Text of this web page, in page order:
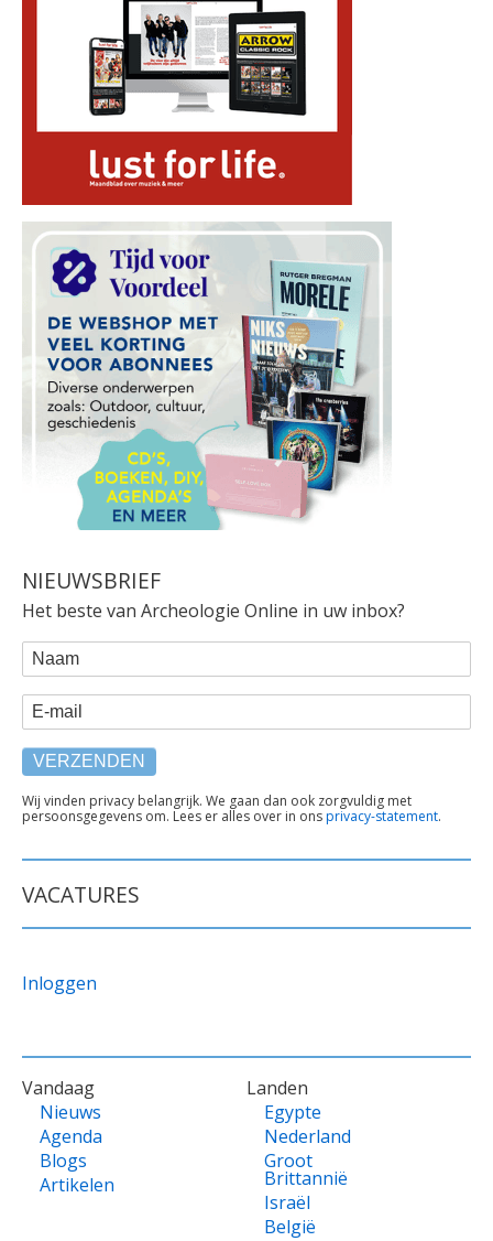
NIEUWSBRIEF
Het beste van Archeologie Online in uw inbox?
WEBFORM
Naam
E-mail
TEKST
ONDER
Wij vinden privacy belangrijk. We gaan dan ook zorgvuldig met
persoonsgegevens om. Lees er alles over in onsprivacy-statement.
VACATURES
Inloggen
VOET
Vandaag
Nieuws
Agenda
Blogs
Artikelen
Landen
Egypte
Nederland
Groot
Brittannië
Israël
België